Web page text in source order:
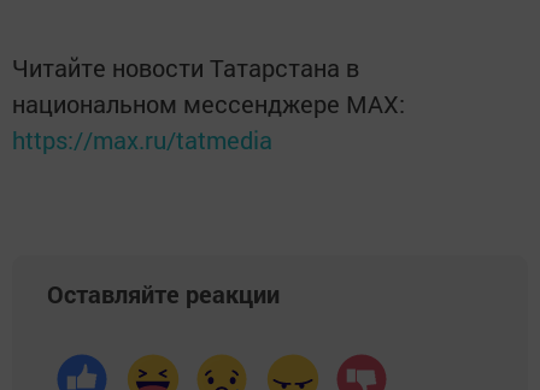
Читайте новости Татарстана в
национальном мессенджере MАХ:
https://max.ru/tatmedia
Оставляйте реакции